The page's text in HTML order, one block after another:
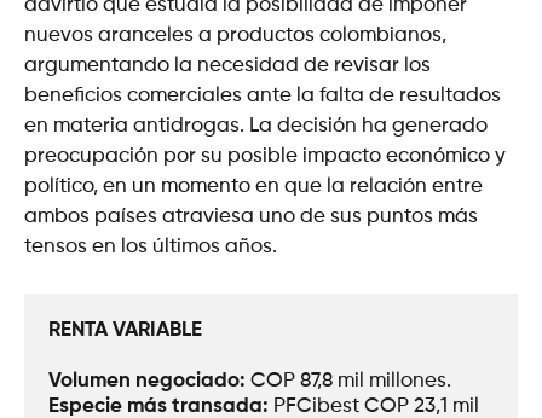
advirtió que estudia la posibilidad de imponer
nuevos aranceles a productos colombianos,
argumentando la necesidad de revisar los
beneficios comerciales ante la falta de resultados
en materia antidrogas. La decisión ha generado
preocupación por su posible impacto económico y
político, en un momento en que la relación entre
ambos países atraviesa uno de sus puntos más
tensos en los últimos años.
RENTA VARIABLE
Volumen negociado: COP 87,8 mil millones.
Especie más transada: PFCibest COP 23,1 mil